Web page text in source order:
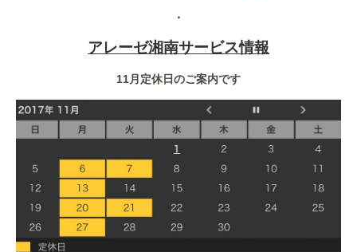
・
アレーゼ湘南サービス情報
11月定休日のご案内です